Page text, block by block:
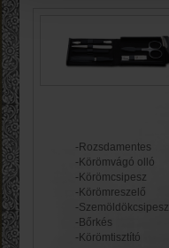
-Rozsdamentes
-Körömvágó olló
-Körömcsipesz
-Körömreszelő
-Szemöldökcsipesz
-Bőrkés
-Körömtisztító